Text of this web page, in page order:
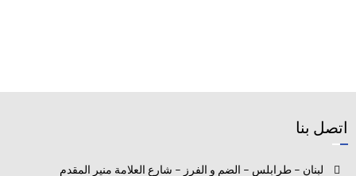
اتصل بنا
لبنان – طرابلس – الضم و الفرز – شارع العلامة منير المقدم